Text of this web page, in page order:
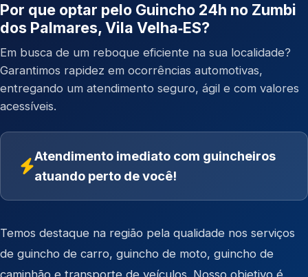
Por que optar pelo Guincho 24h no Zumbi
dos Palmares, Vila Velha‑ES?
Em busca de um reboque eficiente na sua localidade?
Garantimos rapidez em ocorrências automotivas,
entregando um atendimento seguro, ágil e com valores
acessíveis.
Atendimento imediato com guincheiros
atuando perto de você!
Temos destaque na região pela qualidade nos serviços
de guincho de carro, guincho de moto, guincho de
caminhão e transporte de veículos . Nosso objetivo é